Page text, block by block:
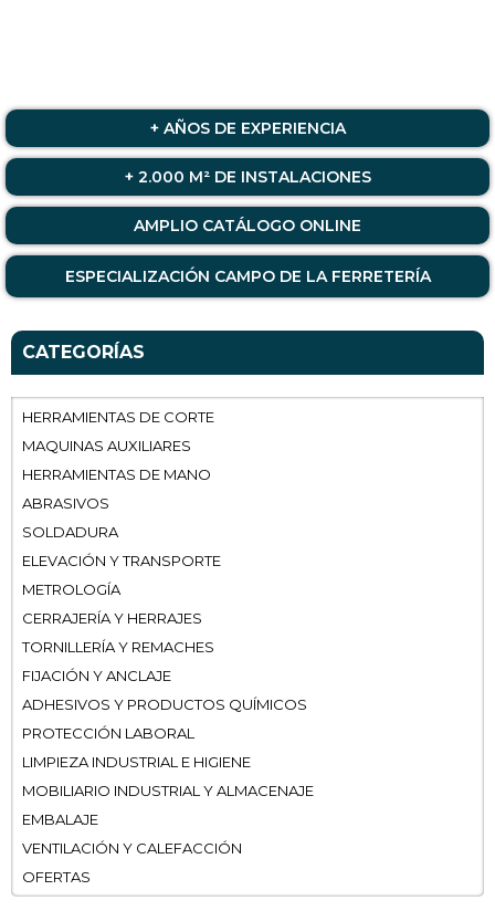
+ AÑOS DE EXPERIENCIA
+ 2.000 M² DE INSTALACIONES
AMPLIO CATÁLOGO ONLINE
ESPECIALIZACIÓN CAMPO DE LA FERRETERÍA
CATEGORÍAS
HERRAMIENTAS DE CORTE
MAQUINAS AUXILIARES
HERRAMIENTAS DE MANO
ABRASIVOS
SOLDADURA
ELEVACIÓN Y TRANSPORTE
METROLOGÍA
CERRAJERÍA Y HERRAJES
TORNILLERÍA Y REMACHES
FIJACIÓN Y ANCLAJE
ADHESIVOS Y PRODUCTOS QUÍMICOS
PROTECCIÓN LABORAL
LIMPIEZA INDUSTRIAL E HIGIENE
MOBILIARIO INDUSTRIAL Y ALMACENAJE
EMBALAJE
VENTILACIÓN Y CALEFACCIÓN
OFERTAS